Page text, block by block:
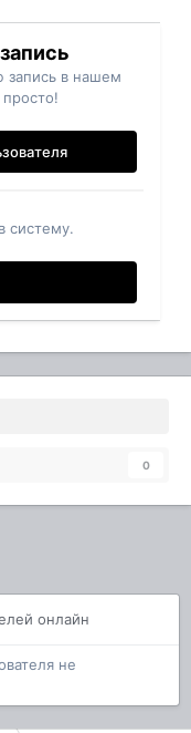
запись в нашем
систему.
0
онлайн
не